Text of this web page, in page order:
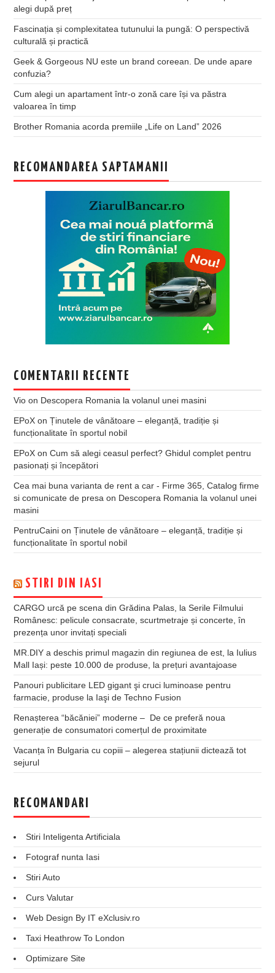
alegi după preț
Fascinația și complexitatea tutunului la pungă: O perspectivă
culturală și practică
Geek & Gorgeous NU este un brand coreean. De unde apare
confuzia?
Cum alegi un apartament într-o zonă care își va păstra
valoarea în timp
Brother Romania acorda premiile „Life on Land” 2026
RECOMANDAREA SAPTAMANII
COMENTARII RECENTE
Vio on Descopera Romania la volanul unei masini
EPoX onȚinutele de vânătoare – eleganță, tradiție și
funcționalitate în sportul nobil
EPoX onCum să alegi ceasul perfect? Ghidul complet pentru
pasionați și începători
Cea mai buna varianta de rent a car - Firme 365, Catalog firme
si comunicate de presa on Descopera Romania la volanul unei
masini
PentruCaini onȚinutele de vânătoare – eleganță, tradiție și
funcționalitate în sportul nobil
STIRI DIN IASI
CARGO urcă pe scena din Grădina Palas, la Serile Filmului
Românesc: pelicule consacrate, scurtmetraje și concerte, în
prezența unor invitați speciali
MR.DIY a deschis primul magazin din regiunea de est, la Iulius
Mall Iași: peste 10.000 de produse, la prețuri avantajoase
Panouri publicitare LED gigant şi cruci luminoase pentru
farmacie, produse la Iaşi de Techno Fusion
Renașterea “băcăniei” moderne – De ce preferă noua
generație de consumatori comerțul de proximitate
Vacanța în Bulgaria cu copiii – alegerea stațiunii dictează tot
sejurul
RECOMANDARI
Stiri Inteligenta Artificiala
Fotograf nunta Iasi
Stiri Auto
Curs Valutar
Web Design By IT eXclusiv.ro
Taxi Heathrow To London
Optimizare Site